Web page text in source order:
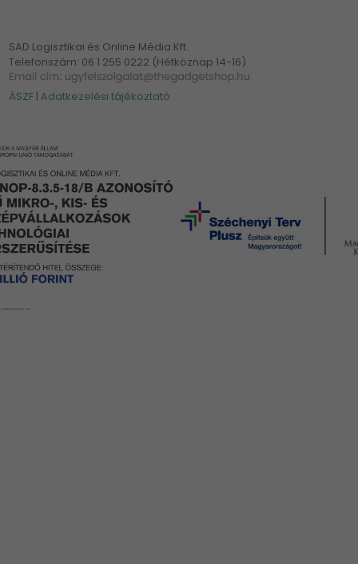
SAD Logisztikai és Online Média Kft.
Telefonszám: 06 1 255 0222 (Hétköznap 14-16)
ÁSZF |Adatkezelési tájékoztató